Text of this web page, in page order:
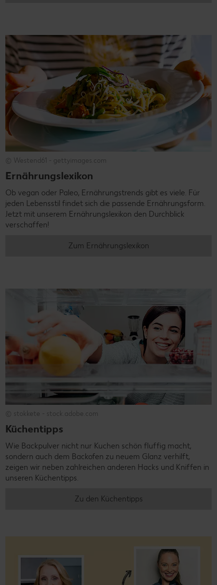
© Westend61 - gettyimages.com
Ernährungslexikon
Ob vegan oder Paleo, Ernährungstrends gibt es viele. Für
jeden Lebensstil findet sich die passende Ernährungsform.
Jetzt mit unserem Ernährungslexikon den Durchblick
verschaffen!
Zum Ernährungslexikon
© stokkete - stock.adobe.com
Küchentipps
Wie Backpulver nicht nur Kuchen schön fluffig macht,
sondern auch dem Backofen zu neuem Glanz verhilft,
zeigen wir neben zahlreichen anderen Hacks und Kniffen in
unseren Küchentipps.
Zu den Küchentipps